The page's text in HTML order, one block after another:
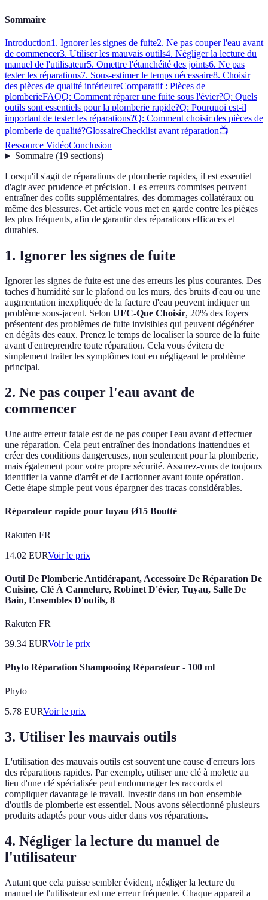
Sommaire
Introduction1. Ignorer les signes de fuite2. Ne pas couper l'eau avant
de commencer3. Utiliser les mauvais outils4. Négliger la lecture du
manuel de l'utilisateur5. Omettre l'étanchéité des joints6. Ne pas
tester les réparations7. Sous-estimer le temps nécessaire8. Choisir
des pièces de qualité inférieureComparatif : Pièces de
plomberieFAQQ: Comment réparer une fuite sous l'évier?Q: Quels
outils sont essentiels pour la plomberie rapide?Q: Pourquoi est-il
important de tester les réparations?Q: Comment choisir des pièces de
plomberie de qualité?GlossaireChecklist avant réparation📺
Ressource VidéoConclusion
Sommaire(19 sections)
Lorsqu'il s'agit de réparations de plomberie rapides, il est essentiel
d'agir avec prudence et précision. Les erreurs commises peuvent
entraîner des coûts supplémentaires, des dommages collatéraux ou
même des blessures. Cet article vous met en garde contre les pièges
les plus fréquents, afin de garantir des réparations efficaces et
durables.
1. Ignorer les signes de fuite
Ignorer les signes de fuite est une des erreurs les plus courantes. Des
taches d'humidité sur le plafond ou les murs, des bruits d'eau ou une
augmentation inexpliquée de la facture d'eau peuvent indiquer un
problème sous-jacent. Selon UFC-Que Choisir, 20% des foyers
présentent des problèmes de fuite invisibles qui peuvent dégénérer
en dégâts des eaux. Prenez le temps de localiser la source de la fuite
avant d'entreprendre toute réparation. Cela vous évitera de
simplement traiter les symptômes tout en négligeant le problème
principal.
2. Ne pas couper l'eau avant de
commencer
Une autre erreur fatale est de ne pas couper l'eau avant d'effectuer
une réparation. Cela peut entraîner des inondations inattendues et
créer des conditions dangereuses, non seulement pour la plomberie,
mais également pour votre propre sécurité. Assurez-vous de toujours
identifier la vanne d'arrêt et de l'actionner avant toute opération.
Cette étape simple peut vous épargner des tracas considérables.
Réparateur rapide pour tuyau Ø15 Boutté
Rakuten FR
14.02 EURVoir le prix
Outil De Plomberie Antidérapant, Accessoire De Réparation De
Cuisine, Clé À Cannelure, Robinet D'évier, Tuyau, Salle De
Bain, Ensembles D'outils, 8
Rakuten FR
39.34 EURVoir le prix
Phyto Réparation Shampooing Réparateur - 100 ml
Phyto
5.78 EURVoir le prix
3. Utiliser les mauvais outils
L'utilisation des mauvais outils est souvent une cause d'erreurs lors
des réparations rapides. Par exemple, utiliser une clé à molette au
lieu d'une clé spécialisée peut endommager les raccords et
compliquer davantage le travail. Investir dans un bon ensemble
d'outils de plomberie est essentiel. Nous avons sélectionné plusieurs
produits adaptés pour vous aider dans vos réparations.
4. Négliger la lecture du manuel de
l'utilisateur
Autant que cela puisse sembler évident, négliger la lecture du
manuel de l'utilisateur est une erreur fréquente. Chaque appareil a